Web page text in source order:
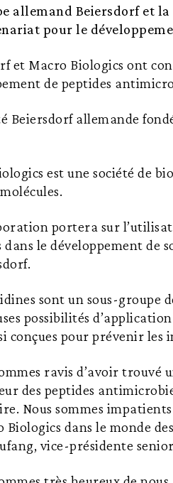
allemand Beiersdorf et
pour le
et Macro Biologics ont
de peptides
Beiersdorf allemande
est une société de
portera sur
dans le développement de
sont un sous-groupe
possibilités
conçues pour prévenir les
ravis d’avoir
des peptides
Nous sommes
Biologics dans le monde
vice-présidente